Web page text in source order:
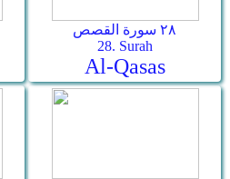
٢٨ سورة القصص
28. Surah
Al-Qasas